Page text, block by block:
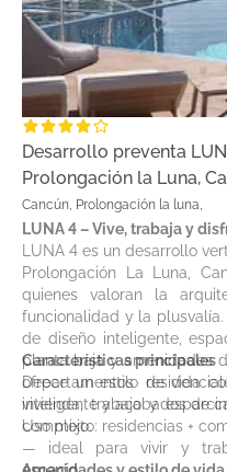
Desarrollo preventa
Prolongación la Luna,
Cancún, Prolongación la luna,
LUNA 4 – Vive, trabaja y
LUNA 4 es un desarrollo
Prolongación La Luna,
quienes valoran la
funcionalidad y la
de diseño inteligente,
planta baja y amenidades
ofrece un estilo de vida
vivienda, trabajo y
complejo.
Características principales
Departamentos
inteligente y acabados de
Uso mixto: residencias +
— ideal para vivir y